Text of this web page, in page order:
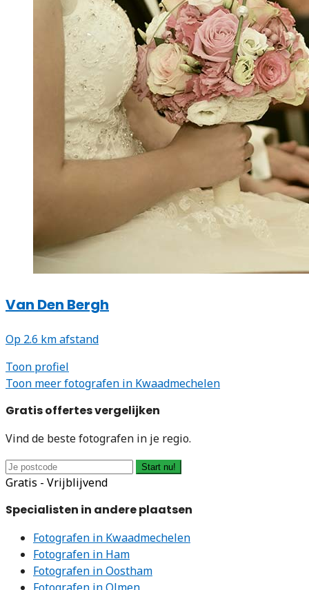
Van Den Bergh
Op 2.6 km afstand
Toon profiel
Toon meer fotografen in Kwaadmechelen
Gratis offertes vergelijken
Vind de beste fotografen in je regio.
Start nu!
Gratis - Vrijblijvend
Specialisten in andere plaatsen
Fotografen in Kwaadmechelen
Fotografen in Ham
Fotografen in Oostham